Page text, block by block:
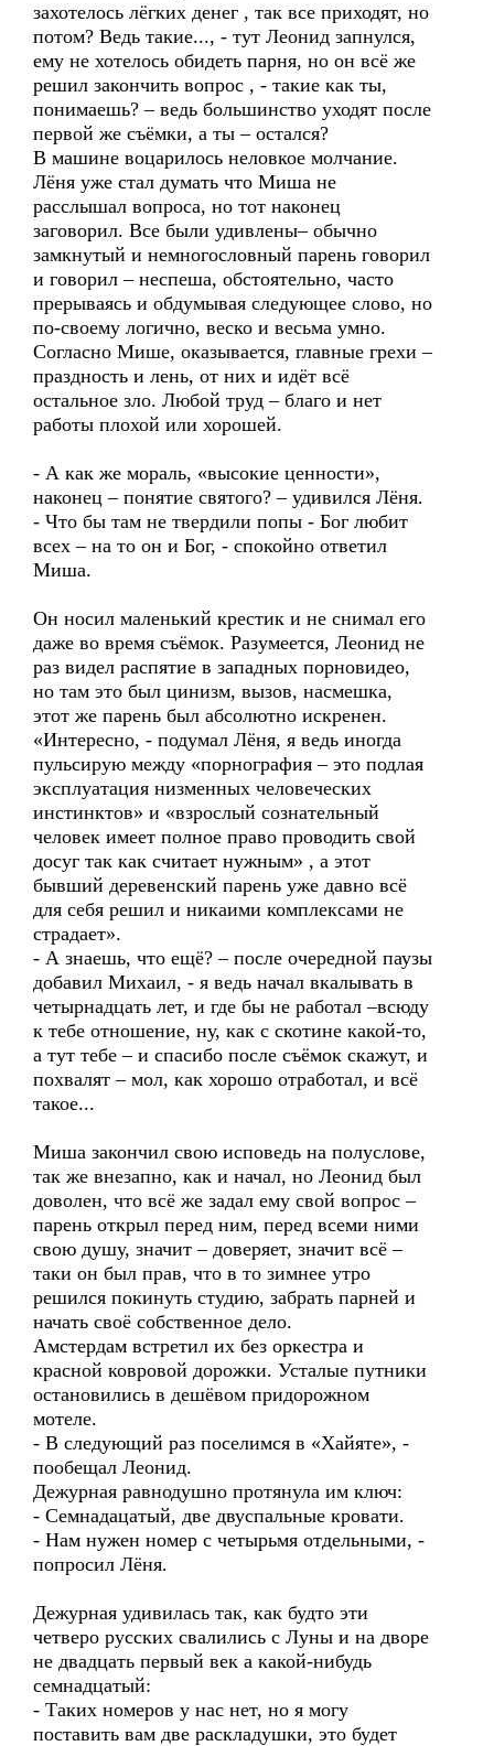
захотелось лёгких денег , так все приходят, но
потом? Ведь такие..., - тут Леонид запнулся,
ему не хотелось обидеть парня, но он всё же
решил закончить вопрос , - такие как ты,
понимаешь? – ведь большинство уходят после
первой же съёмки, а ты – остался?
В машине воцарилось неловкое молчание.
Лёня уже стал думать что Миша не
расслышал вопроса, но тот наконец
заговорил. Все были удивлены– обычно
замкнутый и немногословный парень говорил
и говорил – неспеша, обстоятельно, часто
прерываясь и обдумывая следующее слово, но
по-своему логично, веско и весьма умно.
Согласно Мише, оказывается, главные грехи –
праздность и лень, от них и идёт всё
остальное зло. Любой труд – благо и нет
работы плохой или хорошей.
- А как же мораль, «высокие ценности»,
наконец – понятие святого? – удивился Лёня.
- Что бы там не твердили попы - Бог любит
всех – на то он и Бог, - спокойно ответил
Миша.
Он носил маленький крестик и не снимал его
даже во время съёмок. Разумеется, Леонид не
раз видел распятие в западных порновидео,
но там это был цинизм, вызов, насмешка,
этот же парень был абсолютно искренен.
«Интересно, - подумал Лёня, я ведь иногда
пульсирую между «порнография – это подлая
эксплуатация низменных человеческих
инстинктов» и «взрослый сознательный
человек имеет полное право проводить свой
досуг так как считает нужным» , а этот
бывший деревенский парень уже давно всё
для себя решил и никаими комплексами не
страдает».
- А знаешь, что ещё? – после очередной паузы
добавил Михаил, - я ведь начал вкалывать в
четырнадцать лет, и где бы не работал –всюду
к тебе отношение, ну, как с скотине какой-то,
а тут тебе – и спасибо после съёмок скажут, и
похвалят – мол, как хорошо отработал, и всё
такое...
Миша закончил свою исповедь на полуслове,
так же внезапно, как и начал, но Леонид был
доволен, что всё же задал ему свой вопрос –
парень открыл перед ним, перед всеми ними
свою душу, значит – доверяет, значит всё –
таки он был прав, что в то зимнее утро
решился покинуть студию, забрать парней и
начать своё собственное дело.
Амстердам встретил их без оркестра и
красной ковровой дорожки. Усталые путники
остановились в дешёвом придорожном
мотеле.
- В следующий раз поселимся в «Хайяте», -
пообещал Леонид.
Дежурная равнодушно протянула им ключ:
- Семнадацатый, две двуспальные кровати.
- Нам нужен номер с четырьмя отдельными, -
попросил Лёня.
Дежурная удивилась так, как будто эти
четверо русских свалились с Луны и на дворе
не двадцать первый век а какой-нибудь
семнадцатый:
- Таких номеров у нас нет, но я могу
поставить вам две раскладушки, это будет